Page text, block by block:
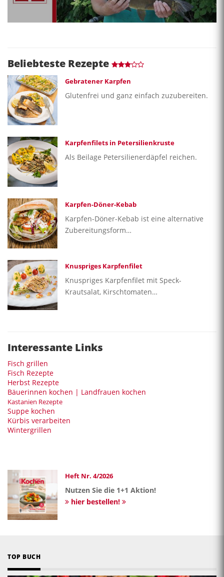
Beliebteste Rezepte
Gebratener Karpfen
Glutenfrei und ganz einfach zuzubereiten.
Karpfenfilets in Petersilienkruste
Als Beilage Petersilienerdäpfel reichen.
Karpfen-Döner-Kebab
Karpfen-Döner-Kebab ist eine alternative
Zubereitungsform…
Knuspriges Karpfenfilet
Knuspriges Karpfenfilet mit Speck-
Krautsalat, Kirschtomaten…
Interessante Links
Fisch grillen
Fisch Rezepte
Herbst Rezepte
Bäuerinnen kochen | Landfrauen kochen
Kastanien Rezepte
Suppe kochen
Kürbis verarbeiten
Wintergrillen
Heft Nr. 4/2026
Nutzen Sie die 1+1 Aktion!
hier bestellen!
TOP BUCH